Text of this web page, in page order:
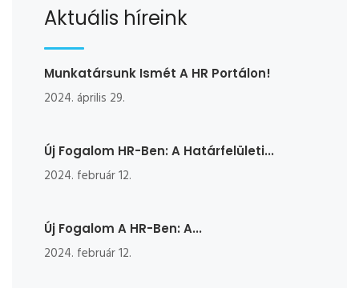
Aktuális híreink
Munkatársunk Ismét A HR Portálon!
2024. április 29.
Új Fogalom HR-Ben: A Határfelületi...
2024. február 12.
Új Fogalom A HR-Ben: A...
2024. február 12.